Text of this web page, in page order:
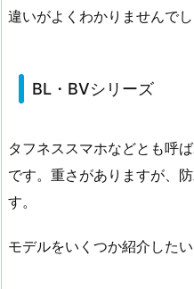
違いがよくわかりませんでし
BL・BVシリーズ
タフネススマホなどとも呼
です。重さがありますが、
す。
モデルをいくつか紹介したい